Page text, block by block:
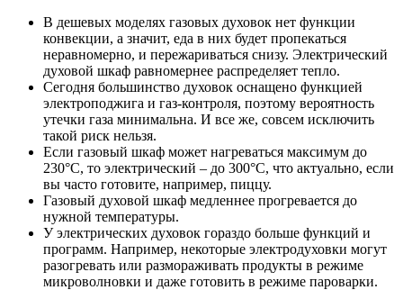
В дешевых моделях газовых духовок нет функции
конвекции, а значит, еда в них будет пропекаться
неравномерно, и пережариваться снизу. Электрический
духовой шкаф равномернее распределяет тепло.
Сегодня большинство духовок оснащено функцией
электроподжига и газ-контроля, поэтому вероятность
утечки газа минимальна. И все же, совсем исключить
такой риск нельзя.
Если газовый шкаф может нагреваться максимум до
230°C, то электрический – до 300°C, что актуально, если
вы часто готовите, например, пиццу.
Газовый духовой шкаф медленнее прогревается до
нужной температуры.
У электрических духовок гораздо больше функций и
программ. Например, некоторые электродуховки могут
разогревать или размораживать продукты в режиме
микроволновки и даже готовить в режиме пароварки.